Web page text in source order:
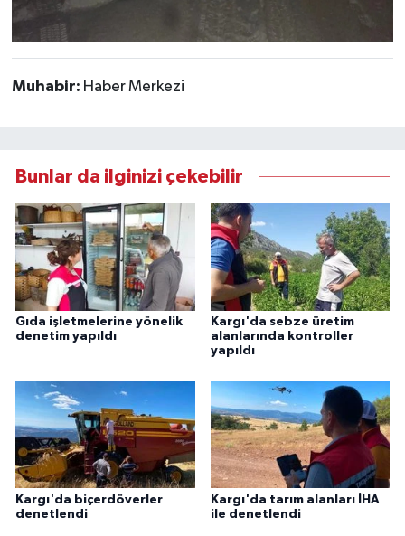
Muhabir: Haber Merkezi
Bunlar da ilginizi çekebilir
Gıda işletmelerine yönelik
denetim yapıldı
Kargı'da sebze üretim
alanlarında kontroller
yapıldı
Kargı'da biçerdöverler
denetlendi
Kargı'da tarım alanları İHA
ile denetlendi